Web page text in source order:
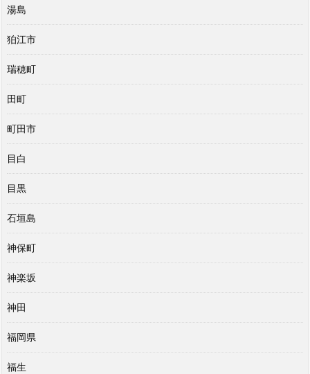
湯島
狛江市
瑞穂町
田町
町田市
目白
目黒
石垣島
神保町
神楽坂
神田
福岡県
福生